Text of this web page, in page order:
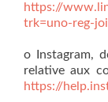
https://
trk=uno-reg-
o Instagram,
relative aux
https://